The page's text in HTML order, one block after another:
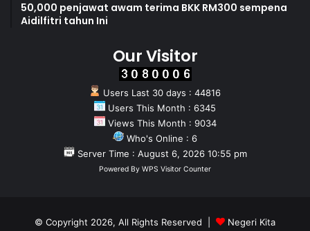
50,000 penjawat awam terima BKK RM300 sempena
Aidilfitri tahun Ini
Our Visitor
Users Last 30 days : 44816
Users This Month : 6345
Views This Month : 9034
Who's Online : 6
Server Time : August 6, 2026 10:55 pm
Powered By WPS Visitor Counter
© Copyright 2026, All Rights Reserved | Negeri Kita